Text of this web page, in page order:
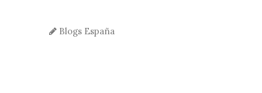
Blogs España